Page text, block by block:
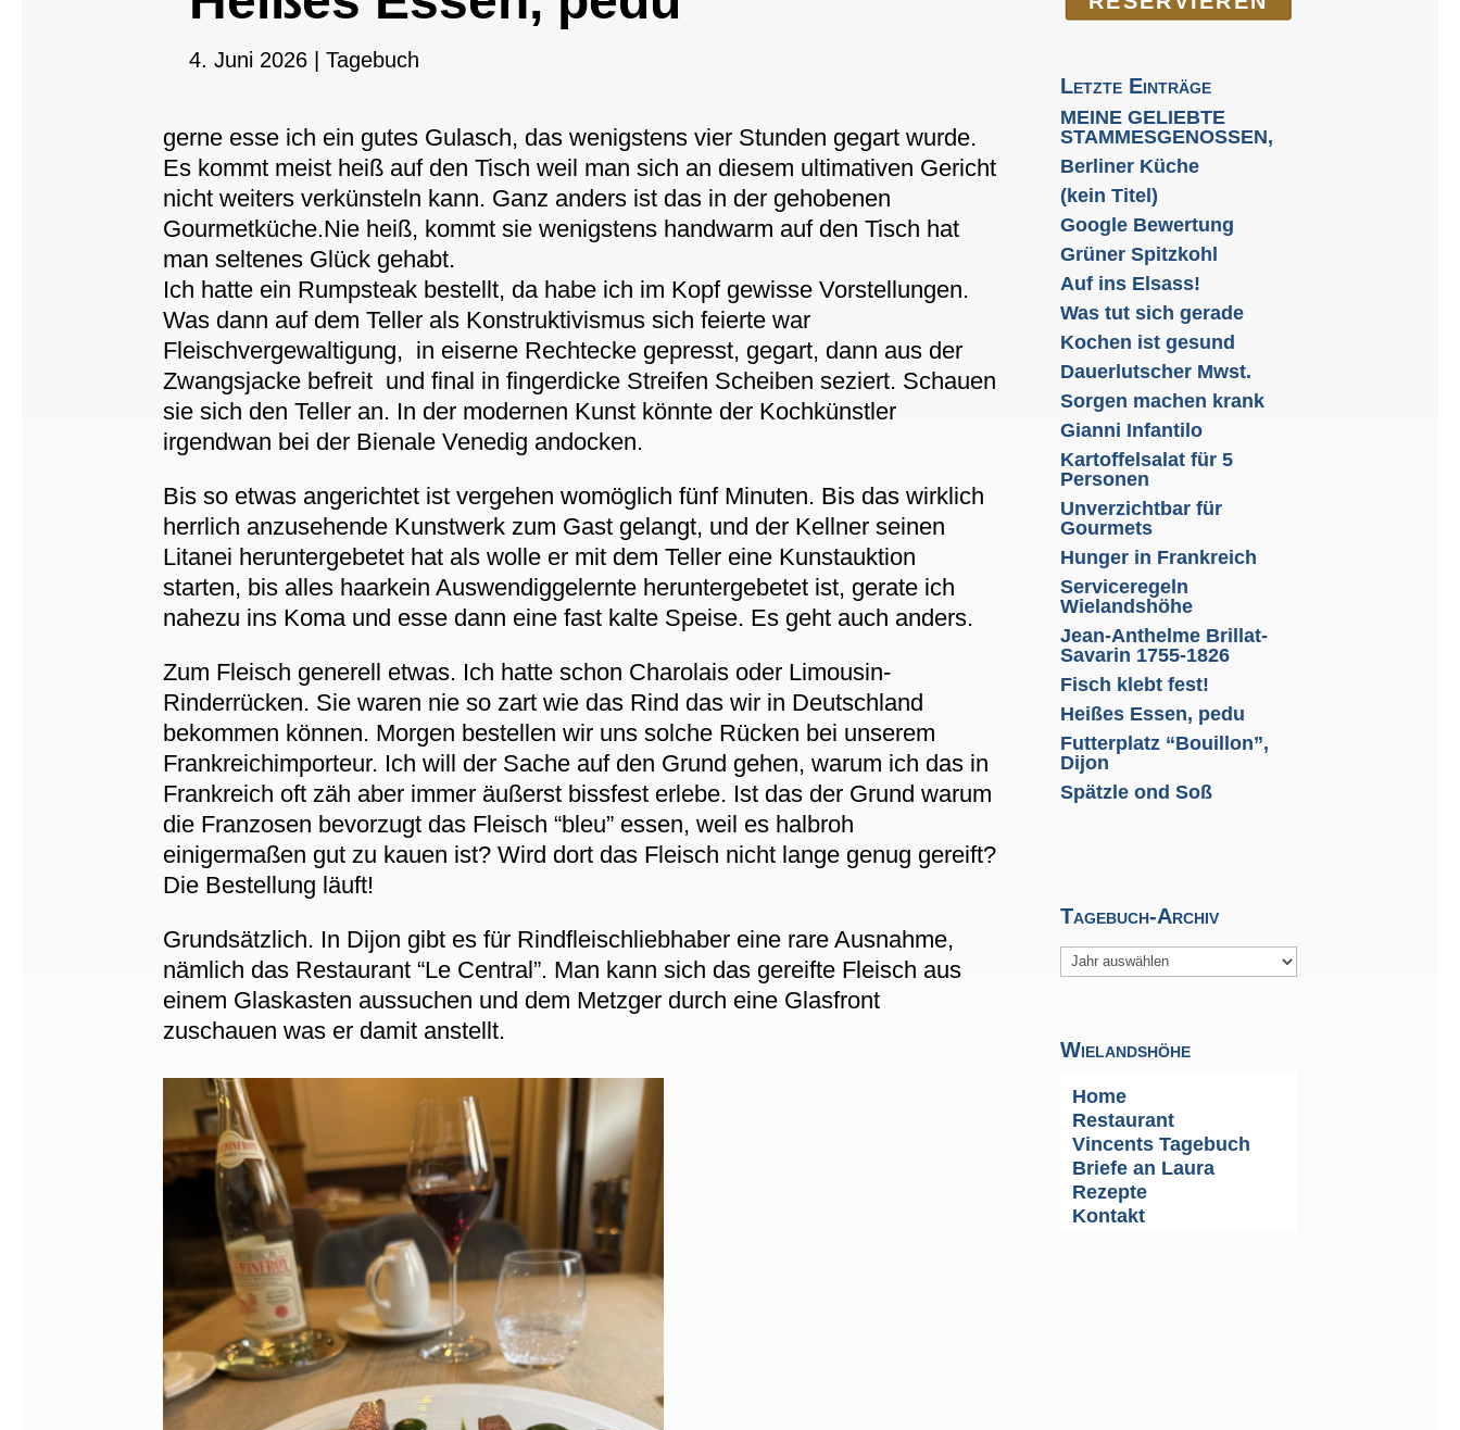
4. Juni 2026 |Tagebuch
gerne esse ich ein gutes Gulasch, das wenigstens vier Stunden gegart wurde.
Es kommt meist heiß auf den Tisch weil man sich an diesem ultimativen Gericht
nicht weiters verkünsteln kann. Ganz anders ist das in der gehobenen
Gourmetküche.Nie heiß, kommt sie wenigstens handwarm auf den Tisch hat
man seltenes Glück gehabt.
Ich hatte ein Rumpsteak bestellt, da habe ich im Kopf gewisse Vorstellungen.
Was dann auf dem Teller als Konstruktivismus sich feierte war
Fleischvergewaltigung, in eiserne Rechtecke gepresst, gegart, dann aus der
Zwangsjacke befreit und final in fingerdicke Streifen Scheiben seziert. Schauen
sie sich den Teller an. In der modernen Kunst könnte der Kochkünstler
irgendwan bei der Bienale Venedig andocken.
Bis so etwas angerichtet ist vergehen womöglich fünf Minuten. Bis das wirklich
herrlich anzusehende Kunstwerk zum Gast gelangt, und der Kellner seinen
Litanei heruntergebetet hat als wolle er mit dem Teller eine Kunstauktion
starten, bis alles haarkein Auswendiggelernte heruntergebetet ist, gerate ich
nahezu ins Koma und esse dann eine fast kalte Speise. Es geht auch anders.
Zum Fleisch generell etwas. Ich hatte schon Charolais oder Limousin-
Rinderrücken. Sie waren nie so zart wie das Rind das wir in Deutschland
bekommen können. Morgen bestellen wir uns solche Rücken bei unserem
Frankreichimporteur. Ich will der Sache auf den Grund gehen, warum ich das in
Frankreich oft zäh aber immer äußerst bissfest erlebe. Ist das der Grund warum
die Franzosen bevorzugt das Fleisch “bleu” essen, weil es halbroh
einigermaßen gut zu kauen ist? Wird dort das Fleisch nicht lange genug gereift?
Die Bestellung läuft!
Grundsätzlich. In Dijon gibt es für Rindfleischliebhaber eine rare Ausnahme,
nämlich das Restaurant “Le Central”. Man kann sich das gereifte Fleisch aus
einem Glaskasten aussuchen und dem Metzger durch eine Glasfront
zuschauen was er damit anstellt.
Letzte Einträge
MEINE GELIEBTE
STAMMESGENOSSEN,
Berliner Küche
(kein Titel)
Google Bewertung
Grüner Spitzkohl
Auf ins Elsass!
Was tut sich gerade
Kochen ist gesund
Dauerlutscher Mwst.
Sorgen machen krank
Gianni Infantilo
Kartoffelsalat für 5
Personen
Unverzichtbar für
Gourmets
Hunger in Frankreich
Serviceregeln
Wielandshöhe
Jean-Anthelme Brillat-
Savarin 1755-1826
Fisch klebt fest!
Heißes Essen, pedu
Futterplatz “Bouillon”,
Dijon
Spätzle ond Soß
Tagebuch-Archiv
Archiv
Wielandshöhe
Home
Restaurant
Vincents Tagebuch
Briefe an Laura
Rezepte
Kontakt